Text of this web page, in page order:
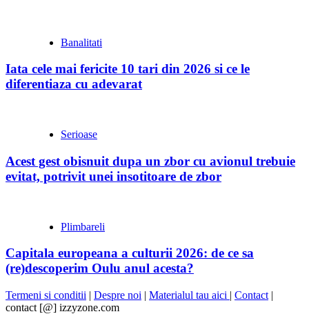
Banalitati
Iata cele mai fericite 10 tari din 2026 si ce le
diferentiaza cu adevarat
Serioase
Acest gest obisnuit dupa un zbor cu avionul trebuie
evitat, potrivit unei insotitoare de zbor
Plimbareli
Capitala europeana a culturii 2026: de ce sa
(re)descoperim Oulu anul acesta?
Termeni si conditii | Despre noi | Materialul tau aici | Contact |
contact [@] izzyzone.com